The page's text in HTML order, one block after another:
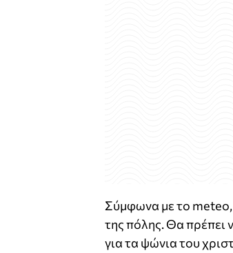
Σύμφωνα με το meteo,
της πόλης. Θα πρέπει
για τα ψώνια του